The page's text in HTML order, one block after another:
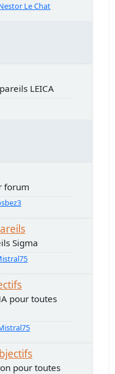
Le Chat
LEICA
forum
Sigma
pour toutes
pour toutes